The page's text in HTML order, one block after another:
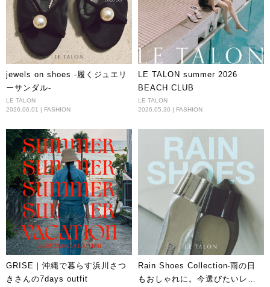
jewels on shoes -履くジュエリ
ーサンダル-
LE TALON
2026.06.01 | FASHION
LE TALON summer 2026
BEACH CLUB
LE TALON
2026.05.30 | FASHION
GRISE｜沖縄で暮らす浜川さつ
きさんの7days outfit
Rain Shoes Collection-雨の日
もおしゃれに。今選びたいレイ